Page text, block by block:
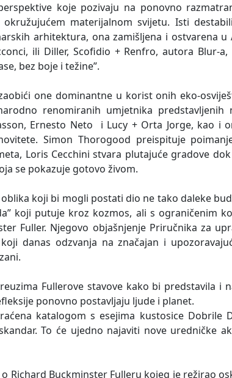
koje pozivaju na ponovno
materijalnom svijetu. Isti
arhitektura, ona zamišljena i ostvarena u
ili Diller, Scofidio + Renfro, autora Blur-a,
bez boje i težine”.
one dominantne u korist onih eko-
renomiranih umjetnika predstavljenih
Ernesto Neto i Lucy + Orta Jorge, kao i
Simon Thorogood preispituje
Loris Cecchini stvara plutajuće gradove dok
se pokazuje gotovo živom.
koji bi mogli postati dio ne tako daleke
koji putuje kroz kozmos, ali s ograničenim
Fuller. Njegovo objašnjenje Priručnika za
danas odzvanja na značajan i
Fullerove stavove kako bi predstavila i
ponovno postavljaju ljude i planet.
katalogom s esejima kustosice Dobrile
To će ujedno najaviti nove uredničke
Buckminster Fulleru kojeg je režirao